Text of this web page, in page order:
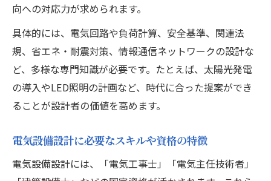
向への対応力が求められます。
具体的には、電気回路や負荷計算、安全基準、関連法
規、省エネ・耐震対策、情報通信ネットワークの設計な
ど、多様な専門知識が必要です。たとえば、太陽光発電
の導入やLED照明の計画など、時代に合った提案ができ
ることが設計者の価値を高めます。
電気設備設計に必要なスキルや資格の特徴
電気設備設計には、「電気工事士」「電気主任技術者」